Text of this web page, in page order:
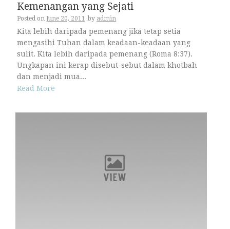
Kemenangan yang Sejati
Posted on June 20, 2011 by admin
Kita lebih daripada pemenang jika tetap setia
mengasihi Tuhan dalam keadaan-keadaan yang
sulit. Kita lebih daripada pemenang (Roma 8:37).
Ungkapan ini kerap disebut-sebut dalam khotbah
dan menjadi mua...
Read More